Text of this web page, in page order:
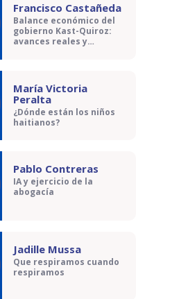
Francisco Castañeda
Balance económico del
gobierno Kast-Quiroz:
avances reales y
María Victoria
Peralta
¿Dónde están los niños
haitianos?
Pablo Contreras
IA y ejercicio de la
abogacía
Jadille Mussa
Que respiramos cuando
respiramos